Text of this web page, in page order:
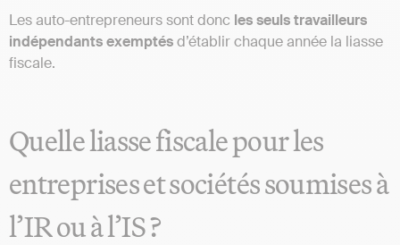
Les auto-entrepreneurs sont donc les seuls travailleurs
indépendants exemptésd’établir chaque année la liasse
fiscale.
Quelle liasse fiscale pour les
entreprises et sociétés soumises à
l’IR ou à l’IS ?